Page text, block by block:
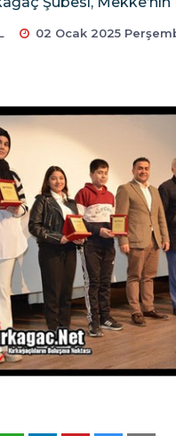
02 Ocak 2025